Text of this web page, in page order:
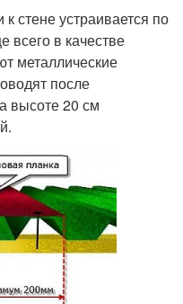
стене устраивается по
всего в качестве
металлические
после
высоте 20 см